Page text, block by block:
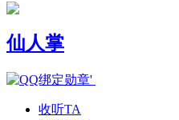
仙人掌
收听TA